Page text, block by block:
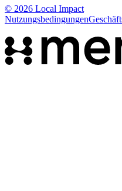
© 2026 Local Impact
Nutzungsbedingungen